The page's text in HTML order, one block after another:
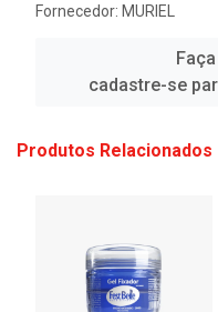
Fornecedor: MURIEL
cadastre-se
Produtos Relacionados